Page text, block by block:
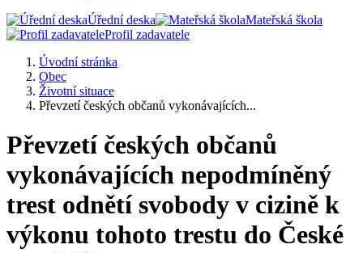
Úřední deska
Mateřská škola
Profil zadavatele
Úvodní stránka
Obec
Životní situace
Převzetí českých občanů vykonávajících...
Převzetí českých občanů
vykonávajících nepodmíněný
trest odnětí svobody v cizině k
výkonu tohoto trestu do České